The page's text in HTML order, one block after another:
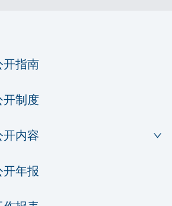
开指南
开制度
开内容
年报